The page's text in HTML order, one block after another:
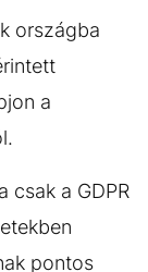
országba
a
csak a GDPR
pontos